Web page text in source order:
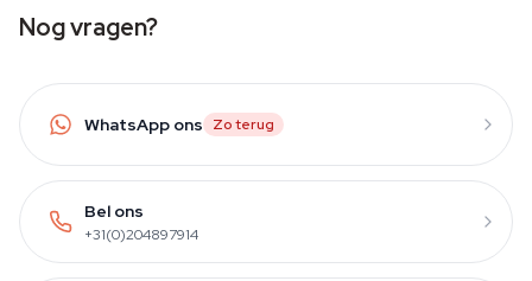
Nog vragen?
WhatsApp ons Zo terug
Bel ons
+31(0)204897914